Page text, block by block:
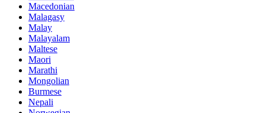
Macedonian
Malagasy
Malay
Malayalam
Maltese
Maori
Marathi
Mongolian
Burmese
Nepali